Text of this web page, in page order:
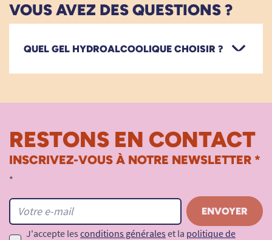
VOUS AVEZ DES QUESTIONS ?
QUEL GEL HYDROALCOOLIQUE CHOISIR ?
RESTONS EN CONTACT
INSCRIVEZ-VOUS À NOTRE NEWSLETTER *
*
J'accepte les conditions générales et la politique de